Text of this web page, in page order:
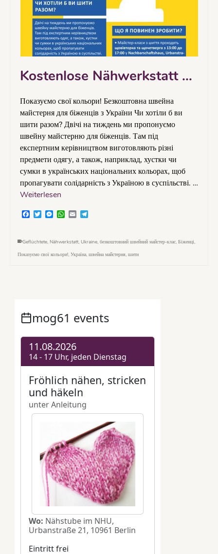
Kostenlose Nähwerkstatt …
Показуємо свої кольори! Безкоштовна швейна
майстерня для біженців з України Чи хотіли б ви
шити разом? Двічі на тиждень ми пропонуємо
швейну майстерню для біженців. Там під
експертним керівництвом виготовляють різні
предмети одягу, а також, наприклад, хустки чи
сумки в українських національних кольорах, щоб
пропагувати солідарність з Україною в суспільстві. …
Weiterlesen
Facebook
TwitterMessenger
WhatsApp
Email
Geflüchtete, Nähwerkstatt, Ukraine, безкоштовний швейний майстер-клас, Біженці,
Показуємо свої кольори!, Україна, швейна майстерня, шити